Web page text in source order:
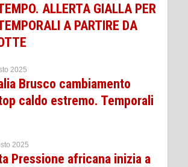
ALLERTA GIALLA PER
A PARTIRE DA
2025
Brusco cambiamento
caldo estremo. Temporali
2025
Pressione africana inizia a